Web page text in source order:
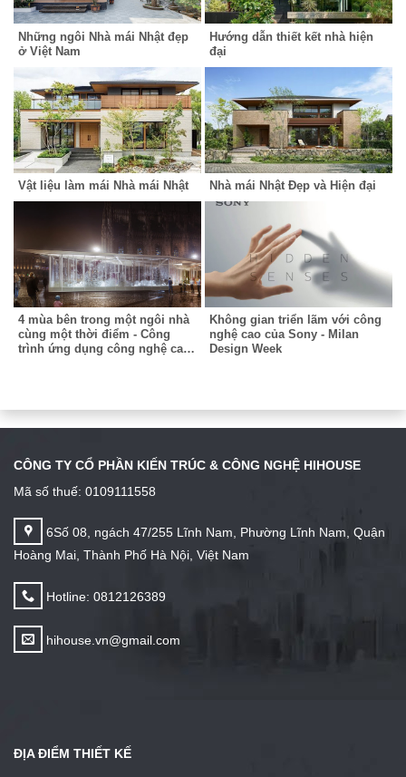
Những ngôi Nhà mái Nhật đẹp
ở Việt Nam
Hướng dẫn thiết kết nhà hiện
đại
Vật liệu làm mái Nhà mái Nhật Nhà mái Nhật Đẹp và Hiện đại
4 mùa bên trong một ngôi nhà
cùng một thời điểm - Công
trình ứng dụng công nghệ cao
Không gian triển lãm với công
nghệ cao của Sony - Milan
Design Week
CÔNG TY CỔ PHẦN KIẾN TRÚC & CÔNG NGHỆ HIHOUSE
Mã số thuế: 0109111558
6Số 08, ngách 47/255 Lĩnh Nam, Phường Lĩnh Nam, Quận
Hoàng Mai, Thành Phố Hà Nội, Việt Nam
Hotline: 0812126389
hihouse.vn@gmail.com
ĐỊA ĐIỂM THIẾT KẾ